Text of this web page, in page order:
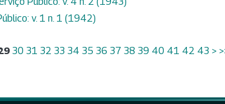
v. 1 n. 1 (1942)
30 31 32 33 34 35 36 37 38 39 40 41 42 43 >